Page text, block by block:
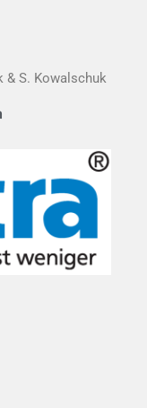
& S. Kowalschuk